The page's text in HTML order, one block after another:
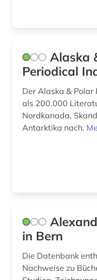
charles (1)
chemical engineering - equipment and
supplies (1)
Alaska
Periodical
Der Alaska &
als 200.000
Nordkanada,
Antarktika nach.
in Bern
Die Datenbank
Nachweise zu